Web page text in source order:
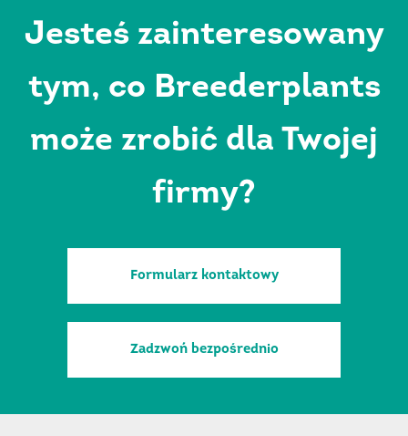
Jesteś zainteresowany
tym, co Breederplants
może zrobić dla Twojej
firmy?
Formularz kontaktowy
Zadzwoń bezpośrednio